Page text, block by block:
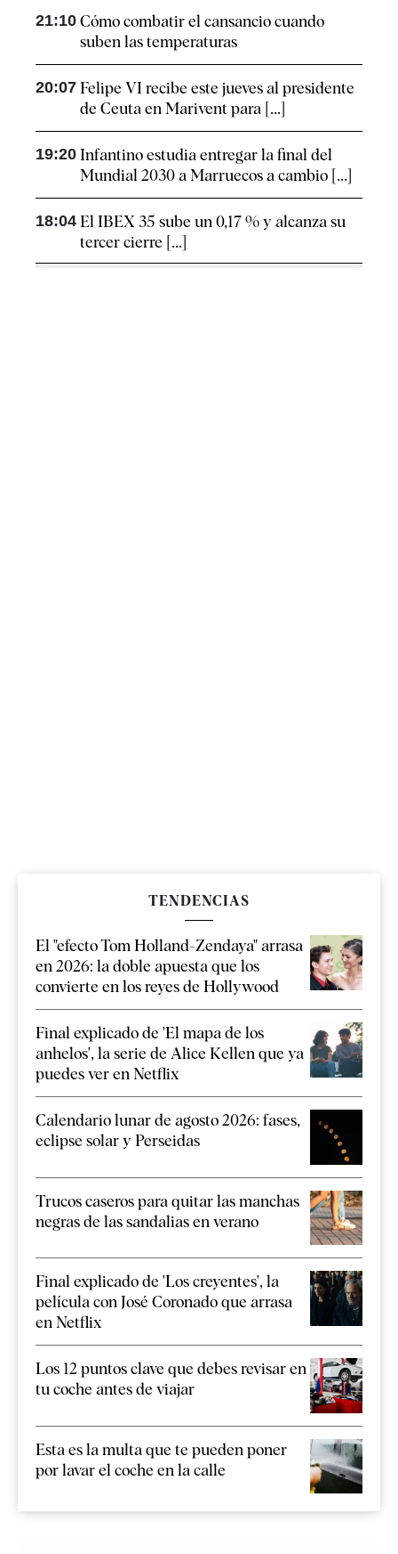
21:10 Cómo combatir el cansancio​ cuando
suben las temperaturas
20:07 Felipe VI recibe este jueves al presidente
de Ceuta en Marivent para [...]
19:20 Infantino estudia entregar la final del
Mundial 2030 a Marruecos a cambio [...]
18:04 El IBEX 35 sube un 0,17 % y alcanza su
tercer cierre [...]
TENDENCIAS
El "efecto Tom Holland-Zendaya" arrasa
en 2026: la doble apuesta que los
convierte en los reyes de Hollywood
Final explicado de 'El mapa de los
anhelos', la serie de Alice Kellen que ya
puedes ver en Netflix
Calendario lunar de agosto 2026: fases,
eclipse solar y Perseidas
Trucos caseros para quitar las manchas
negras de las sandalias en verano
Final explicado de 'Los creyentes', la
película con José Coronado que arrasa
en Netflix
Los 12 puntos clave que debes revisar en
tu coche antes de viajar
Esta es la multa que te pueden poner
por lavar el coche en la calle